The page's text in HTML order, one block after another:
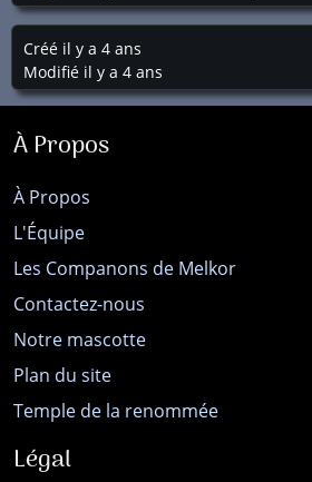
Créé il y a 4 ans
Modifié il y a 4 ans
À Propos
À Propos
L'Équipe
Les Companons de Melkor
Contactez-nous
Notre mascotte
Plan du site
Temple de la renommée
Légal